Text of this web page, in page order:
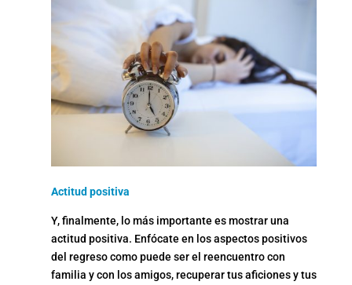
Actitud positiva
Y, finalmente, lo más importante es mostrar una
actitud positiva. Enfócate en los aspectos positivos
del regreso como puede ser el reencuentro con
familia y con los amigos, recuperar tus aficiones y tus